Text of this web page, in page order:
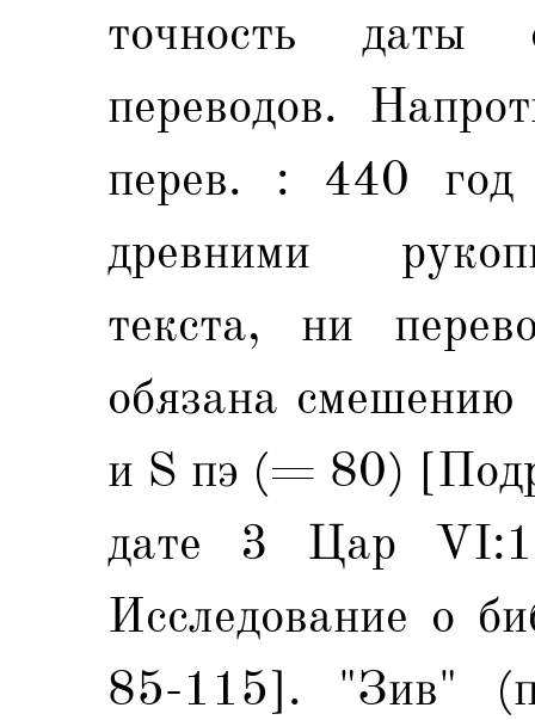
точность даты
переводов.
перев. : 440 год
древними
текста, ни
обязана
и S пэ (= 80)
дате 3 Цар
Исследование о
85-115]. "Зив"